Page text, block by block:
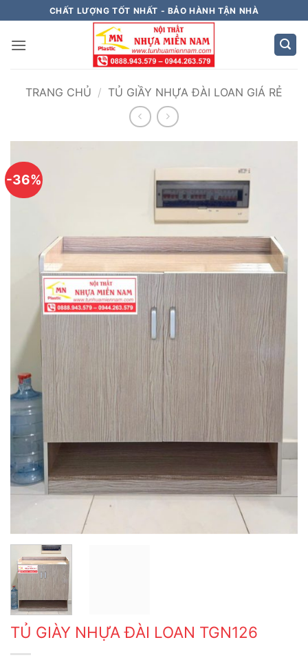
qua
nội
CHẤT LƯỢNG TỐT NHẤT - BẢO HÀNH TẬN NHÀ
TRANG CHỦ / TỦ GIẦY NHỰA ĐÀI LOAN GIÁ RẺ
-36%
TỦ GIÀY NHỰA ĐÀI LOAN TGN126